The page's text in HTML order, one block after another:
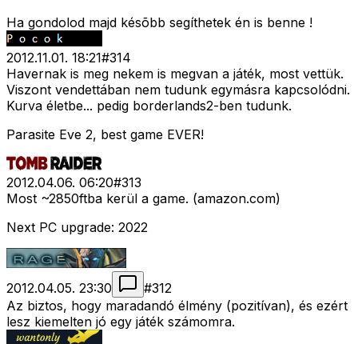
Ha gondolod majd késõbb segíthetek én is benne !
2012.11.01. 18:21#314
Havernak is meg nekem is megvan a játék, most vettük.
Viszont vendettában nem tudunk egymásra kapcsolódni.
Kurva életbe... pedig borderlands2-ben tudunk.
Parasite Eve 2, best game EVER!
2012.04.06. 06:20#313
Most ~2850ftba kerül a game. (amazon.com)
Next PC upgrade: 2022
2012.04.05. 23:30 #312
Az biztos, hogy maradandó élmény (pozitívan), és ezért
lesz kiemelten jó egy játék számomra.